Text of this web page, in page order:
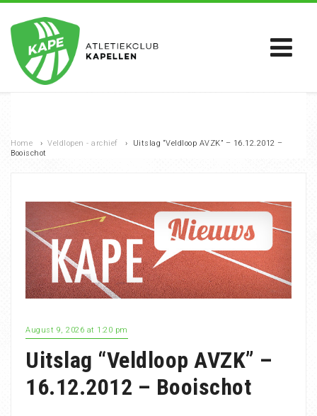
Home › Veldlopen - archief ›
Uitslag “Veldloop AVZK” – 16.12.2012 –
Booischot
August 9, 2026 at 1:20 pm
Uitslag “Veldloop AVZK” –
16.12.2012 – Booischot